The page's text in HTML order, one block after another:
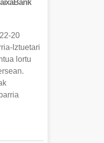
20
Iztuetari
lortu